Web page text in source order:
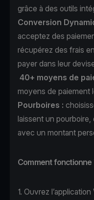
grâce à des outils
Conversion
acceptez des
récupérez des frais
payer dans leur
40+ moyens de
moyens de paiement
Pourboires :
laissent un
avec un montant
Comment fonctionne
1. Ouvrez